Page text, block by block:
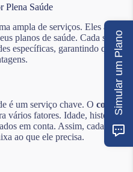
Plena Saúde
ampla de serviços. Eles ajudam
planos de saúde. Cada serviço
específicas, garantindo que os
é um serviço chave. O corretor
vários fatores. Idade, histórico
em conta. Assim, cada cliente
ao que ele precisa.
Simular um Plano